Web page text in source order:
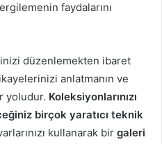
faydalarını
düzenlemekten ibaret
anlatmanın ve
yoludur. Koleksiyonlarınızı
birçok yaratıcı teknik
kullanarak bir galeri